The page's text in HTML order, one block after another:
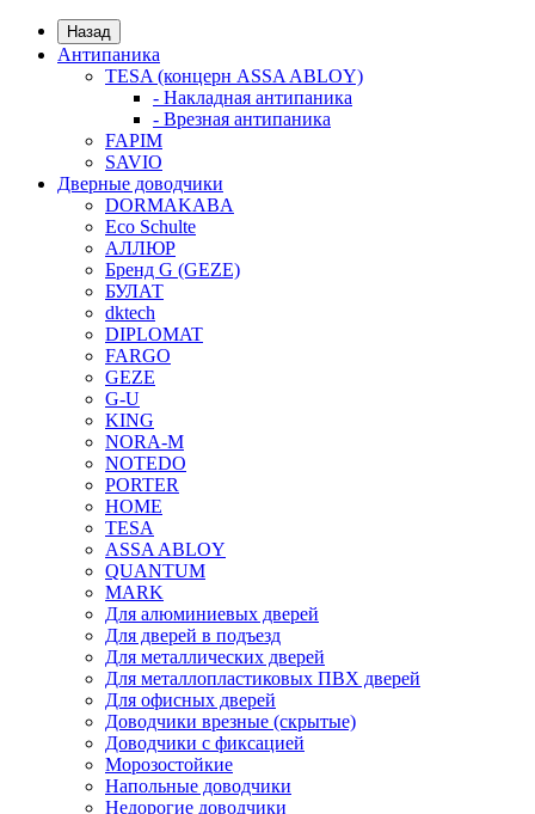
Назад
Антипаника
TESA (концерн ASSA ABLOY)
- Накладная антипаника
- Врезная антипаника
FAPIM
SAVIO
Дверные доводчики
DORMAKABA
Eco Schulte
АЛЛЮР
Бренд G (GEZE)
БУЛАТ
dktech
DIPLOMAT
FARGO
GEZE
G-U
KING
NORA-M
NOTEDO
PORTER
HOME
TESA
ASSA ABLOY
QUANTUM
MARK
Для алюминиевых дверей
Для дверей в подъезд
Для металлических дверей
Для металлопластиковых ПВХ дверей
Для офисных дверей
Доводчики врезные (скрытые)
Доводчики с фиксацией
Морозостойкие
Напольные доводчики
Недорогие доводчики